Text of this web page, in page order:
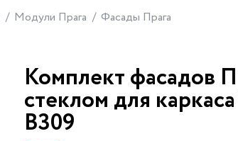
Модули Прага Фасады Прага
Комплект фасадов
стеклом для
В309